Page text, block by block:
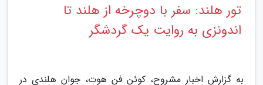
تور هلند: سفر با دوچرخه از هلند تا
اندونزی به روایت یک گردشگر
به گزارش اخبار مشروح، کوئن فن هوت، جوان هلندی در